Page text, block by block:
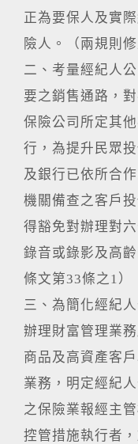
正為要保人及實
險人。（兩規則
二、考量經紀人
要之銷售通路，
保險公司所定其
行，為提升民眾
及銀行已依所合
機關備查之客戶
得豁免對辦理對
錄音或錄影及高
條文第33條之1）
三、為簡化經紀
辦理財富管理業
商品及高資產客
業務，明定經紀
之保險業報經主
控管措施執行者